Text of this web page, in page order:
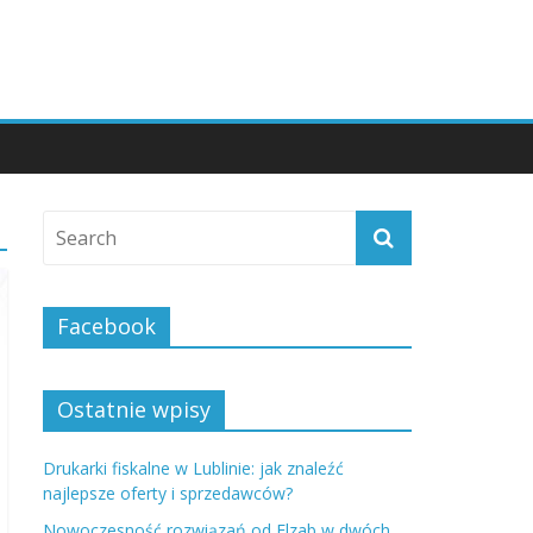
Facebook
Ostatnie wpisy
Drukarki fiskalne w Lublinie: jak znaleźć
najlepsze oferty i sprzedawców?